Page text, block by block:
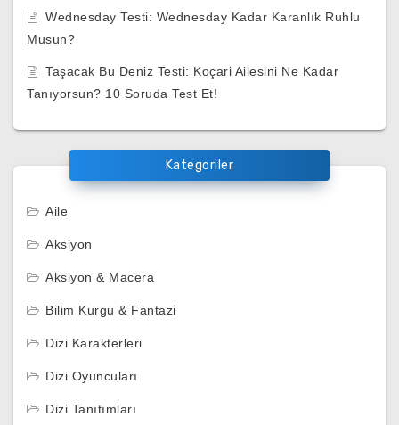
Wednesday Testi: Wednesday Kadar Karanlık Ruhlu
Musun?
Taşacak Bu Deniz Testi: Koçari Ailesini Ne Kadar
Tanıyorsun? 10 Soruda Test Et!
Kategoriler
Aile
Aksiyon
Aksiyon & Macera
Bilim Kurgu & Fantazi
Dizi Karakterleri
Dizi Oyuncuları
Dizi Tanıtımları